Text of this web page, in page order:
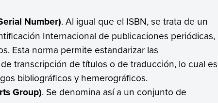
Number). Al igual que el ISBN, se trata de un
Internacional de publicaciones periódicas,
Esta norma permite estandarizar las
transcripción de títulos o de traducción, lo cual es
bibliográficos y hemerográficos.
Group). Se denomina así a un conjunto de